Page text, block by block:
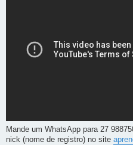
Mande um WhatsApp para 27
nick (nome de registro) no site